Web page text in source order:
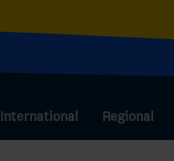
International Regional